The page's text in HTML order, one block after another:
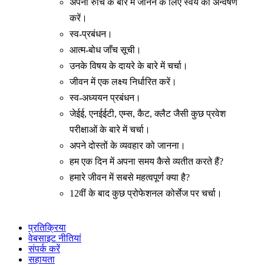
करें।
स्व-प्रबंधन।
आत्म-बोध जाँच सूची।
उनके विषय के दायरे के बारे में चर्चा।
जीवन में एक लक्ष्य निर्धारित करें।
स्व-अध्ययन प्रबंधन।
जेईई, एनईईटी, एम्स, कैट, क्लैट जैसी कुछ प्रवेश
परीक्षाओं के बारे में चर्चा।
अपने दोस्तों के व्यवहार को जानना।
हम एक दिन में अपना समय कैसे व्यतीत करते हैं?
हमारे जीवन में सबसे महत्वपूर्ण क्या है?
12वीं के बाद कुछ प्रोफेशनल कोर्सेज पर चर्चा।
प्रतिक्रिया
वेबसाइट नीतियां
संपर्क करें
सहायता